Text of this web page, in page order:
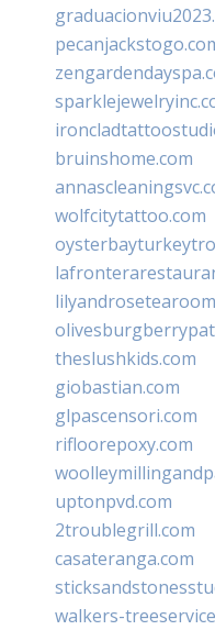
bruinshome.com
wolfcitytattoo.com
theslushkids.com
giobastian.com
glpascensori.com
rifloorepoxy.com
uptonpvd.com
2troublegrill.com
casateranga.com
walkers-